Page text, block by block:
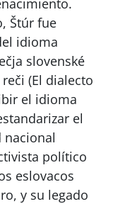
Štúr fue
idioma
slovenské
(El dialecto
el idioma
el
político
eslovacos
y su legado